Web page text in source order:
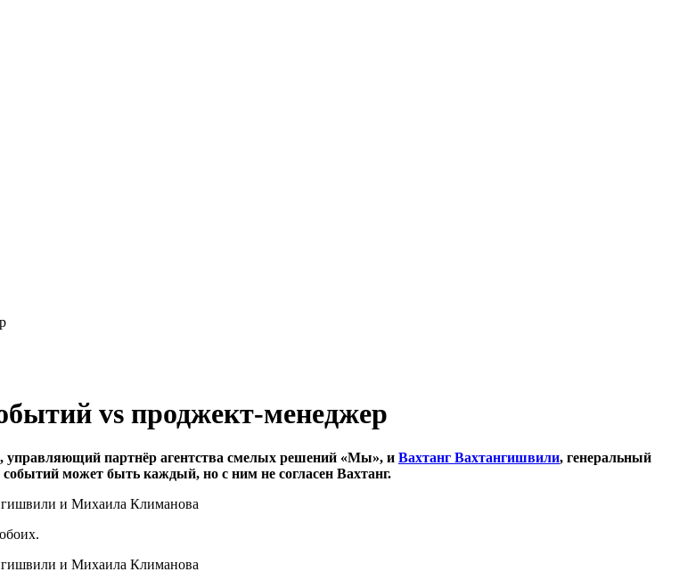
vs проджект-менеджер
, управляющий партнёр агентства смелых решений «Мы», и Вахтанг Вахтангишвили, генеральный
может быть каждый, но с ним не согласен Вахтанг.